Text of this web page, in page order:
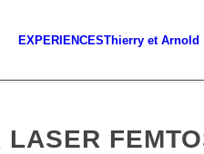
EXPERIENCESThierry et Arnold